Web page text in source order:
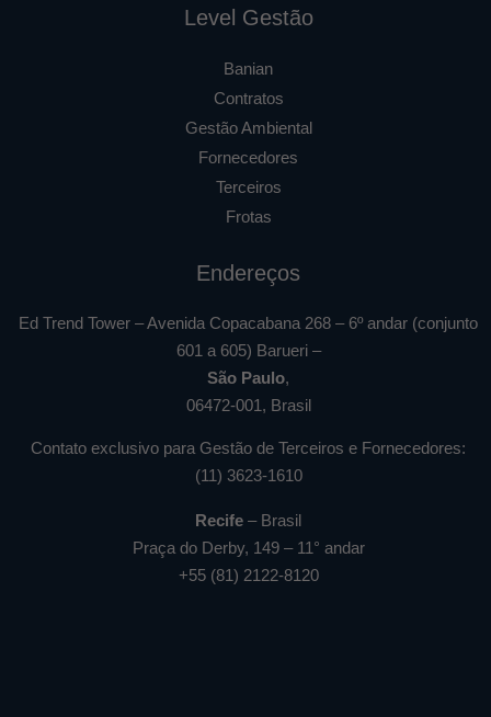
Level Gestão
Banian
Contratos
Gestão Ambiental
Fornecedores
Terceiros
Frotas
Endereços
Ed Trend Tower – Avenida Copacabana 268 – 6º andar (conjunto
601 a 605) Barueri –
São Paulo,
06472-001, Brasil
Contato exclusivo para Gestão de Terceiros e Fornecedores:
(11) 3623-1610
Recife – Brasil
Praça do Derby, 149 – 11° andar
+55 (81) 2122-8120